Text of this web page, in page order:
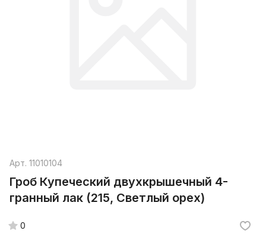
Арт. 11010104
Гроб Купеческий двухкрышечный 4-
гранный лак (215, Светлый орех)
0